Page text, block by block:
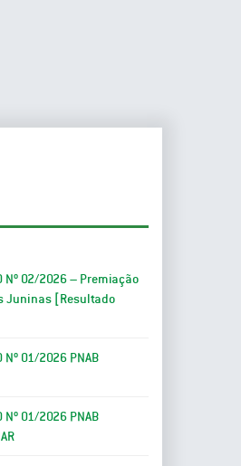
Nº 02/2026 – Premiação
Juninas [Resultado
Nº 01/2026 PNAB
Nº 01/2026 PNAB